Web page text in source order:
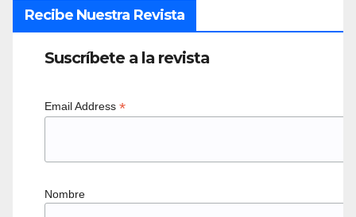
Recibe Nuestra Revista
Suscríbete a la revista
Email Address *
Nombre